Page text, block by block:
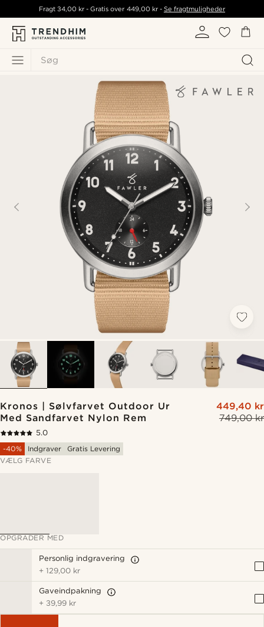
Søg
Fragt34,00 kr - Gratis over 449,00 kr- Se fragtmuligheder
Kronos | Sølvfarvet Outdoor Ur
Med Sandfarvet Nylon Rem
749,00 kr
449,40 kr
5.0
-40%
Indgraver
Gratis Levering
VÆLG FARVE
OPGRADER MED
Personlig indgravering
+129,00 kr
Gaveindpakning
+ 39,99 kr